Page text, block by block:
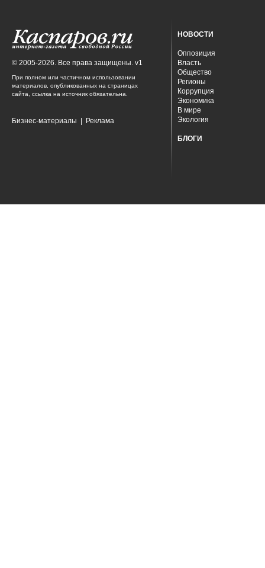
© 2005-2026. Все права защищены. v1
При полном или частичном использовании
материалов, опубликованных на страницах
сайта, ссылка на источник обязательна.
Бизнес-материалы Реклама
НОВОСТИ
Оппозиция
Власть
Общество
Регионы
Коррупция
Экономика
В мире
Экология
БЛОГИ